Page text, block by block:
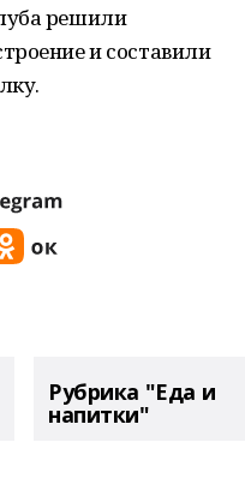
решили
и составили
Рубрика "Еда и
напитки"